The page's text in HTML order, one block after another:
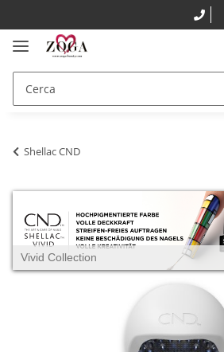
Shellac CND
Vivid Collection